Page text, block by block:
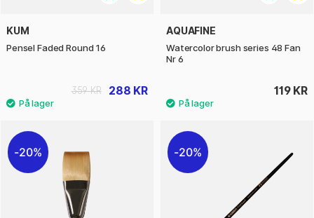
KUM
Pensel Faded Round 16
288 KR
359 KR
AQUAFINE
Watercolor brush series 48 Fan
Nr 6
119 KR
20% 20%